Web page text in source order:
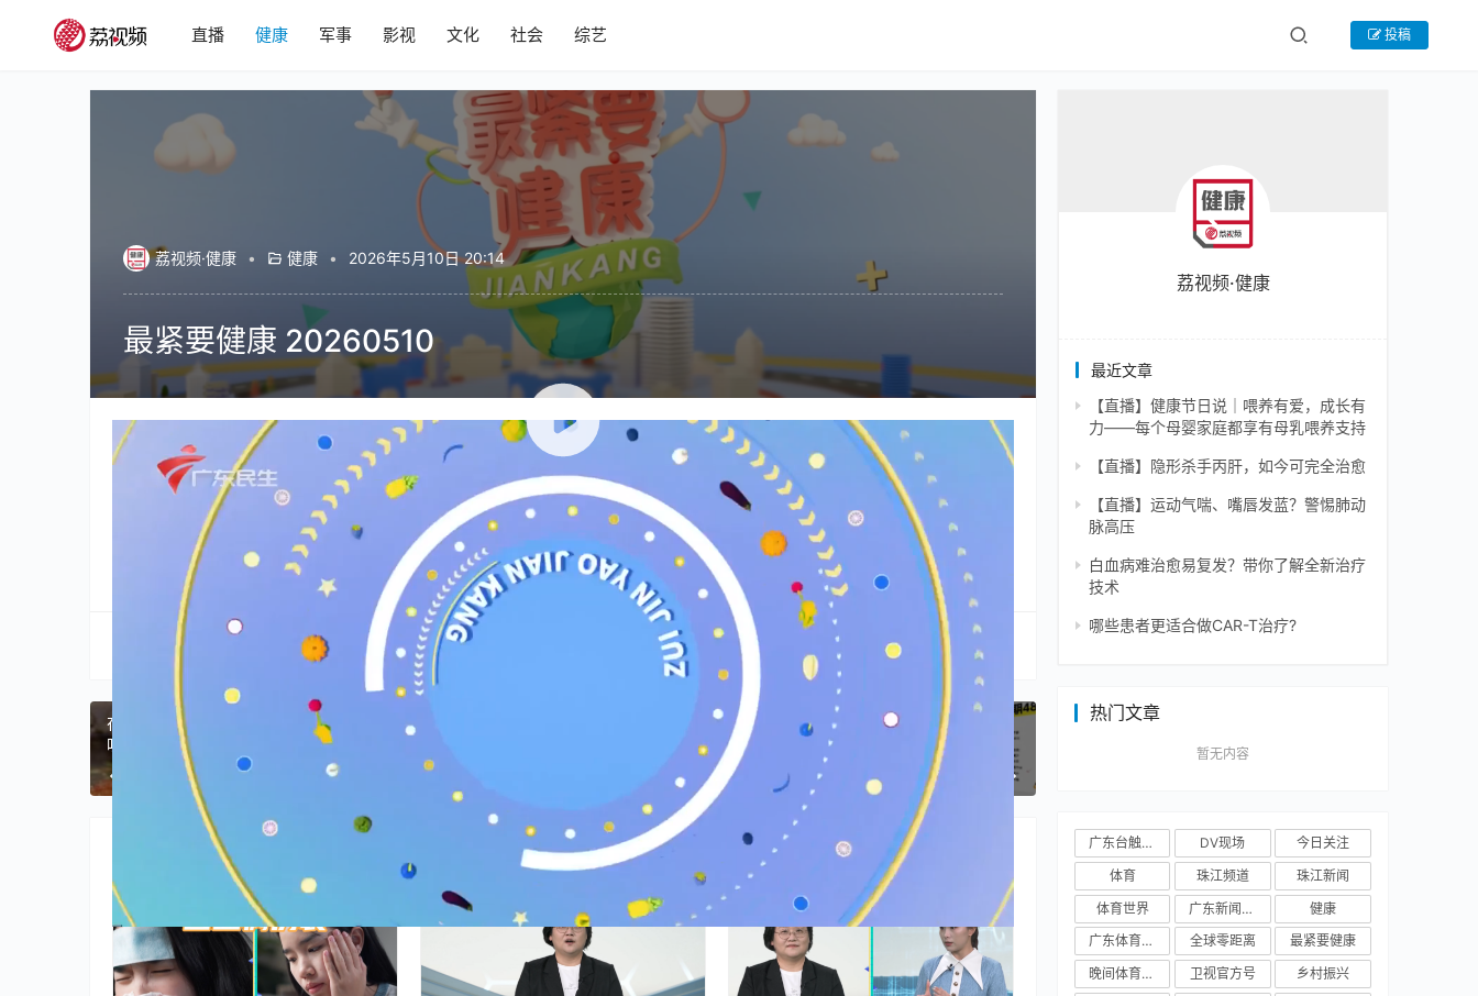
直播 健康 军事 影视 文化 社会 综艺 投稿
荔视频·健康 • 健康 • 2026年5月10日 20:14
最紧要健康 20260510
00:00 / 19:49
健康 最紧要健康
赞(0)
生成海报 0
在云南德宏，万物皆可“撒”，你吃过多少种撒撇？#老广的
味道 #纪录片 #家常菜 云南美食
2026年5月10日 18:00
超八成女性忽视的『黄金十年』要如何逆袭?
2026年5月10日 20:15
健康
荔视频·健康
最近文章
【直播】健康节日说｜喂养有爱，成长有
力——每个母婴家庭都享有母乳喂养支持
【直播】隐形杀手丙肝，如今可完全治愈
【直播】运动气喘、嘴唇发蓝？警惕肺动
脉高压
白血病难治愈易复发？带你了解全新治疗
技术
哪些患者更适合做CAR-T治疗?
热门文章
暂无内容
广东台触电新闻 DV现场
今日关注
体育
珠江频道
珠江新闻
体育世界
广东新闻频道
健康
广东体育频道
全球零距离
最紧要健康
晚间体育新闻
卫视官方号
乡村振兴